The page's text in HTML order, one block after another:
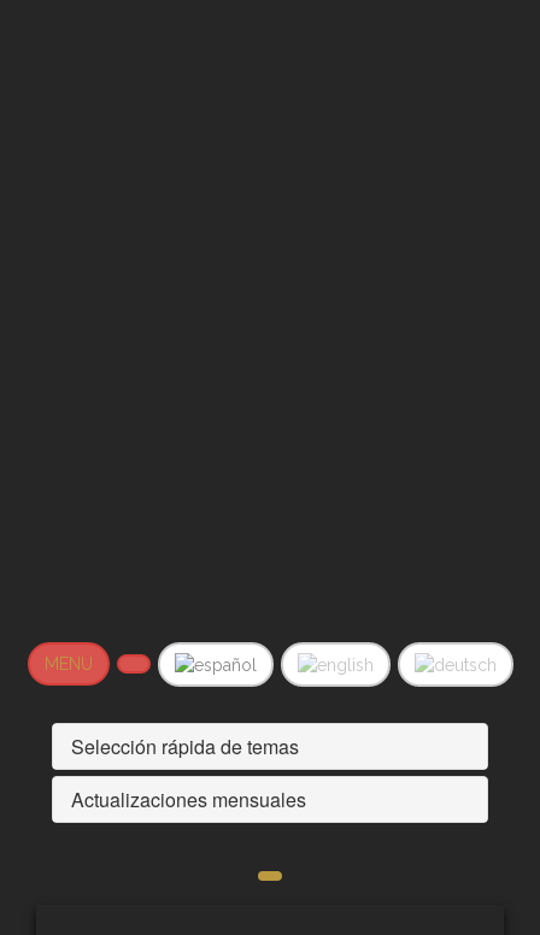
MENU
Selección rápida de temas
Actualizaciones mensuales